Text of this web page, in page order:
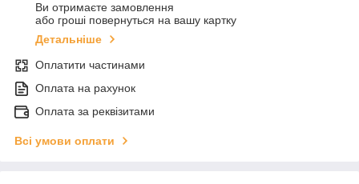
Ви отримаєте замовлення
або гроші повернуться на вашу картку
Детальніше
Оплатити частинами
Оплата на рахунок
Оплата за реквізитами
Всі умови оплати